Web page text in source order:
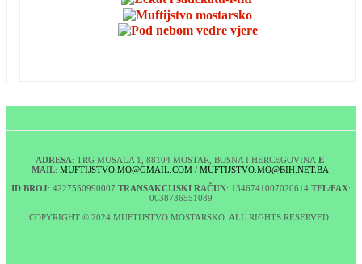
ADRESA: TRG MUSALA 1, 88104 MOSTAR, BOSNA I HERCEGOVINA E-
MAIL: MUFTIJSTVO.MO@GMAIL.COM/ MUFTIJSTVO.MO@BIH.NET.BA
ID BROJ: 4227550990007 TRANSAKCIJSKI RAČUN: 1346741007020614 TEL/FAX:
0038736551089
COPYRIGHT © 2024 MUFTIJSTVO MOSTARSKO. ALL RIGHTS RESERVED.